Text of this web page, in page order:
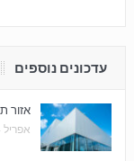
עדכונים נוספים
אזור תעשייה על
אפריל 24, 2019